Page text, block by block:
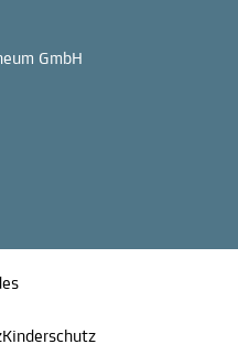
GmbH
Kinderschutz